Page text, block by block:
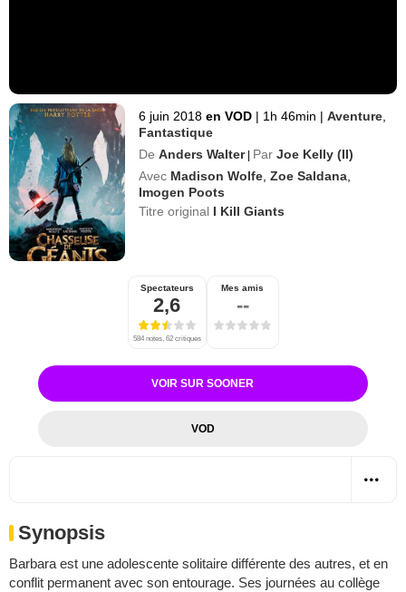
6 juin 2018 en VOD | 1h 46min | Aventure
Fantastique
De Anders Walter | Par Joe Kelly (II)
Avec Madison Wolfe ,Zoe Saldana
Imogen Poots
Titre original I Kill Giants
Spectateurs
2,6
584 notes, 62 critiques
Mes amis
--
VOIR SUR SOONER
VOD
Synopsis
Barbara est une adolescente solitaire différente des autres, et en
conflit permanent avec son entourage. Ses journées au collège